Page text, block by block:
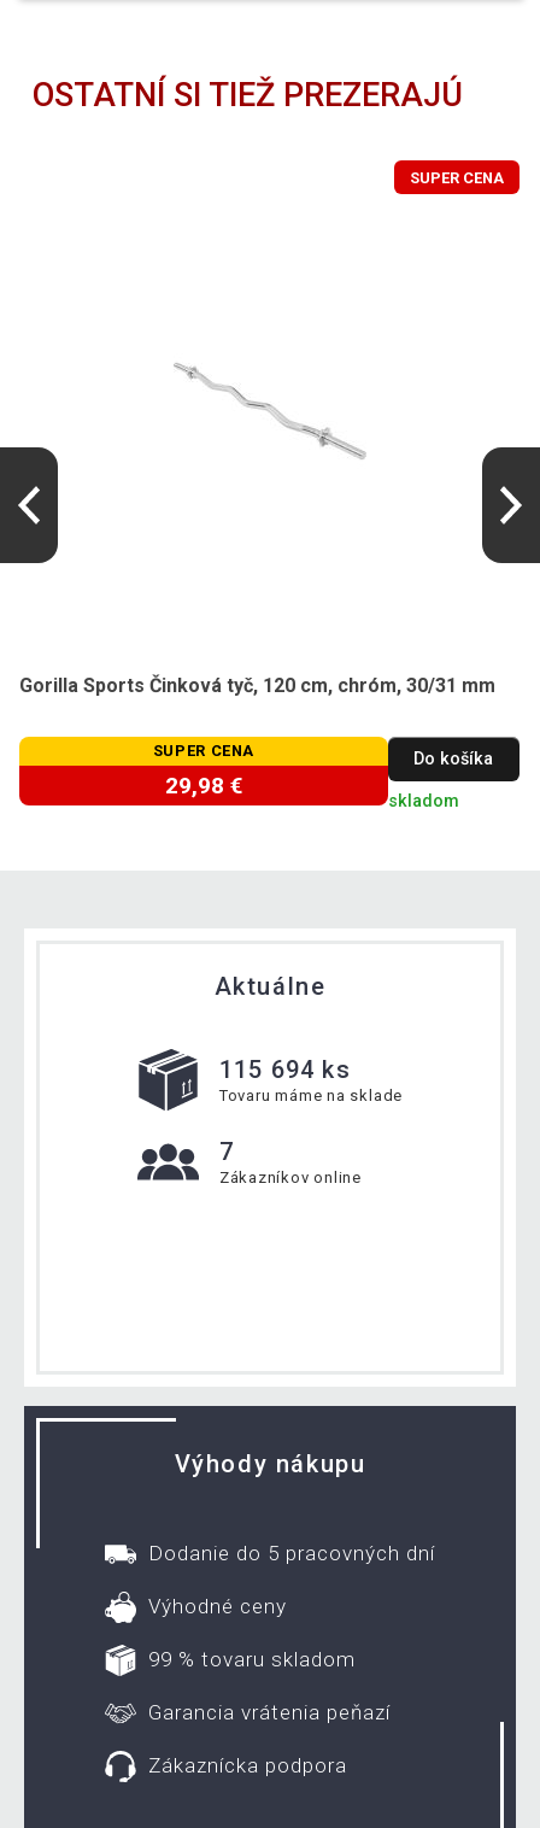
OSTATNÍ SI TIEŽ PREZERAJÚ
SUPER CENA
Gorilla Sports Činková tyč, 120 cm, chróm, 30/31 mm
SUPER CENA
29,98 €
Do košíka
skladom
Aktuálne
115 694 ks
Tovaru máme na sklade
7
Zákazníkov online
Výhody nákupu
Dodanie do 5 pracovných dní
Výhodné ceny
99 % tovaru skladom
Garancia vrátenia peňazí
Zákaznícka podpora